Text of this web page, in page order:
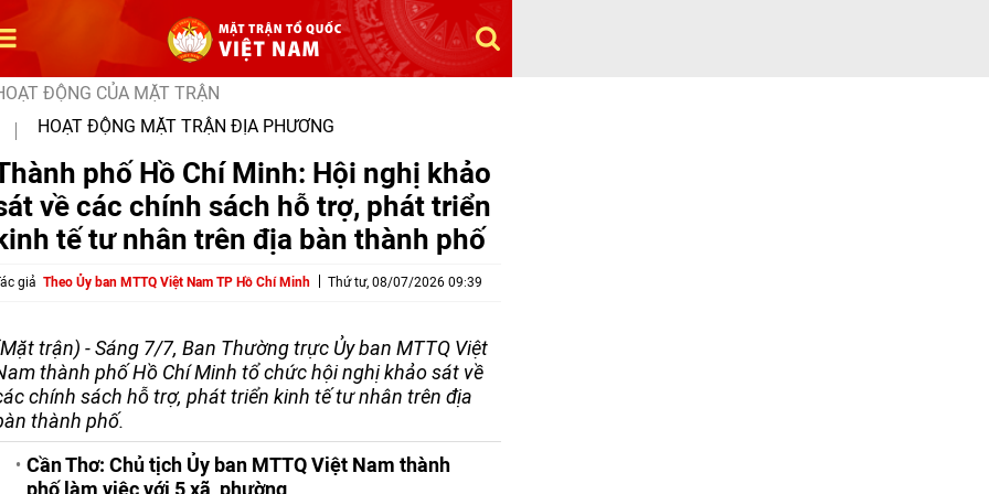
ĐỘNG CỦA MẶT TRẬN
HOẠT ĐỘNG MẶT TRẬN ĐỊA PHƯƠNG
phố Hồ Chí Minh: Hội nghị khảo
về các chính sách hỗ trợ, phát triển
tế tư nhân trên địa bàn thành phố
giả Theo Ủy ban MTTQ Việt Nam TP Hồ Chí Minh Thứ tư, 08/07/2026 09:39
trận) - Sáng 7/7, Ban Thường trực Ủy ban MTTQ Việt
thành phố Hồ Chí Minh tổ chức hội nghị khảo sát về
chính sách hỗ trợ, phát triển kinh tế tư nhân trên địa
thành phố.
Cần Thơ: Chủ tịch Ủy ban MTTQ Việt Nam thành
phố làm việc với 5 xã, phường